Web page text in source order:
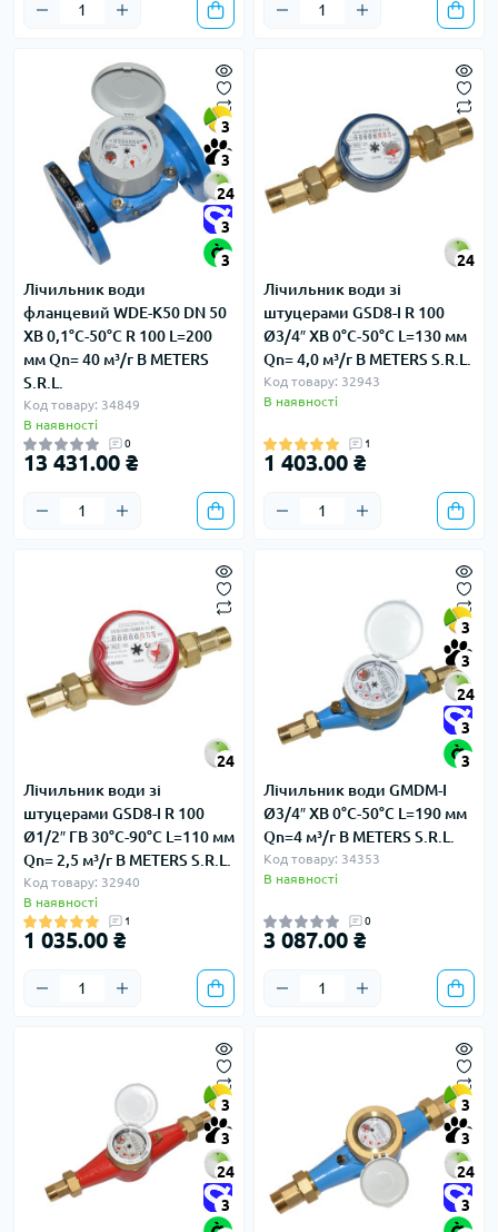
3
3
24
3
3
Лічильник води
фланцевий WDE-K50 DN 50
ХВ 0,1°С-50°С R 100 L=200
мм Qn= 40 м³/г B METERS
S.R.L.
Код товару: 34849
В наявності
0
13 431.00 ₴
24
Лічильник води зі
штуцерами GSD8-I R 100
Ø3/4″ ХВ 0°С-50°С L=130 мм
Qn= 4,0 м³/г B METERS S.R.L.
Код товару: 32943
В наявності
1
1 403.00 ₴
24
Лічильник води зі
штуцерами GSD8-I R 100
Ø1/2″ ГВ 30°С-90°С L=110 мм
Qn= 2,5 м³/г B METERS S.R.L.
Код товару: 32940
В наявності
1
1 035.00 ₴
3
3
24
3
3
Лічильник води GMDM-I
Ø3/4″ ХВ 0°С-50°С L=190 мм
Qn=4 м³/г B METERS S.R.L.
Код товару: 34353
В наявності
0
3 087.00 ₴
3
3
24
3
3
3
24
3